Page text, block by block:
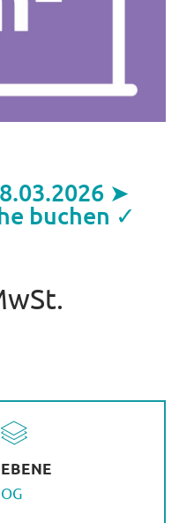
➤
buchen ✓
EBENE
OG